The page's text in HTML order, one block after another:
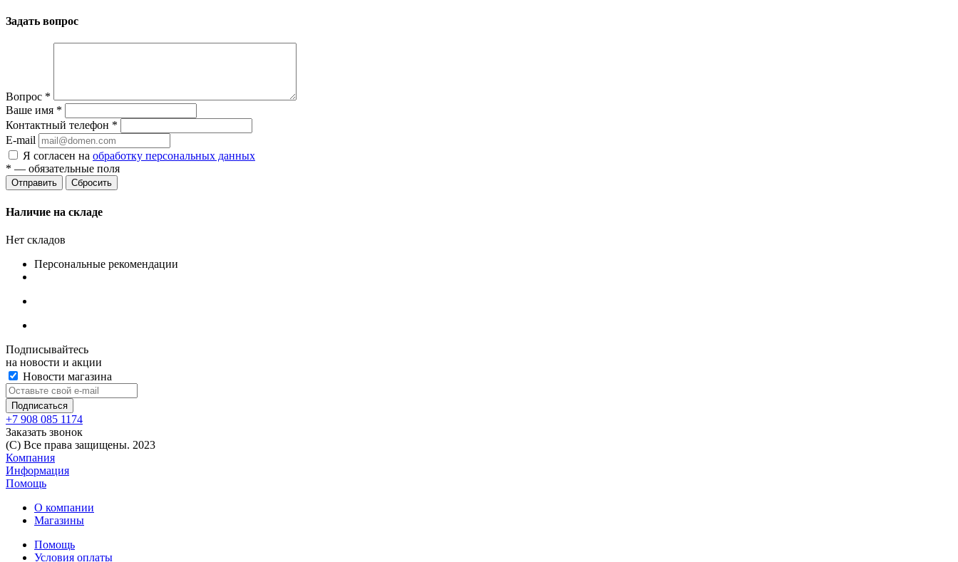
Задать вопрос
Вопрос *
Ваше имя *
Контактный телефон *
E-mail
Я согласен на обработку персональных данных
* — обязательные поля
Сбросить
Наличие на складе
Нет складов
Персональные рекомендации
Подписывайтесь
на новости и акции
Новости магазина
+7 908 085 1174
Заказать звонок
(C) Все права защищены. 2023
Компания
Информация
Помощь
О компании
Магазины
Помощь
Условия оплаты